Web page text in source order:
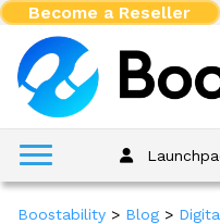
Become a Reseller
Boostability > Blog >